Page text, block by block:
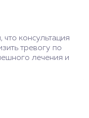
консультация
тревогу по
лечения и